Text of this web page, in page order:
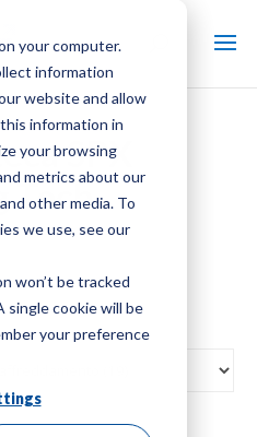
your computer.
information
website and allow
information in
your browsing
metrics about our
other media. To
we use, see our
won’t be tracked
single cookie will be
your preference
SPX
Tech